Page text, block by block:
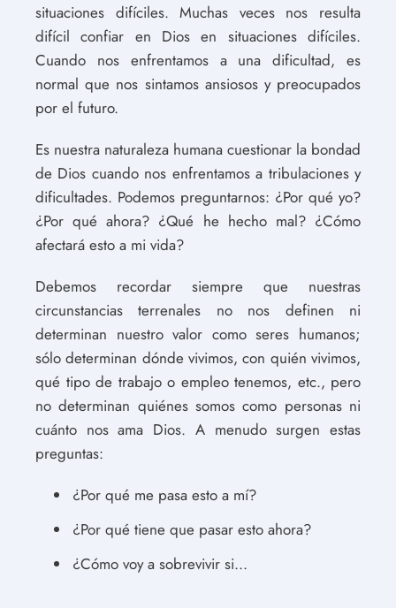
situaciones difíciles. Muchas veces nos resulta
difícil confiar en Dios en situaciones difíciles.
Cuando nos enfrentamos a una dificultad, es
normal que nos sintamos ansiosos y preocupados
por el futuro.
Es nuestra naturaleza humana cuestionar la bondad
de Dios cuando nos enfrentamos a tribulaciones y
dificultades. Podemos preguntarnos: ¿Por qué yo?
¿Por qué ahora? ¿Qué he hecho mal? ¿Cómo
afectará esto a mi vida?
Debemos recordar siempre que nuestras
circunstancias terrenales no nos definen ni
determinan nuestro valor como seres humanos;
sólo determinan dónde vivimos, con quién vivimos,
qué tipo de trabajo o empleo tenemos, etc., pero
no determinan quiénes somos como personas ni
cuánto nos ama Dios. A menudo surgen estas
preguntas:
¿Por qué me pasa esto a mí?
¿Por qué tiene que pasar esto ahora?
¿Cómo voy a sobrevivir si...